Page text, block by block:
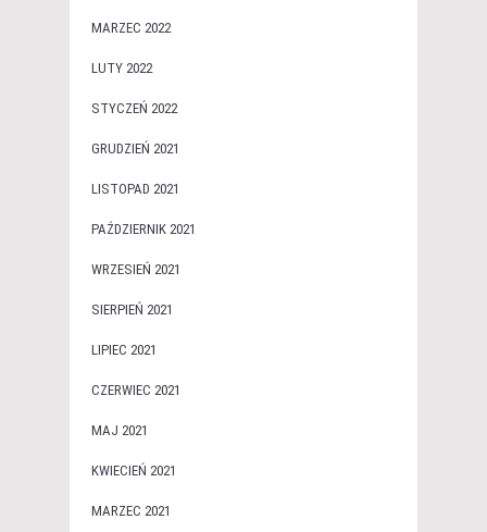
MARZEC 2022
LUTY 2022
STYCZEŃ 2022
GRUDZIEŃ 2021
LISTOPAD 2021
PAŹDZIERNIK 2021
WRZESIEŃ 2021
SIERPIEŃ 2021
LIPIEC 2021
CZERWIEC 2021
MAJ 2021
KWIECIEŃ 2021
MARZEC 2021